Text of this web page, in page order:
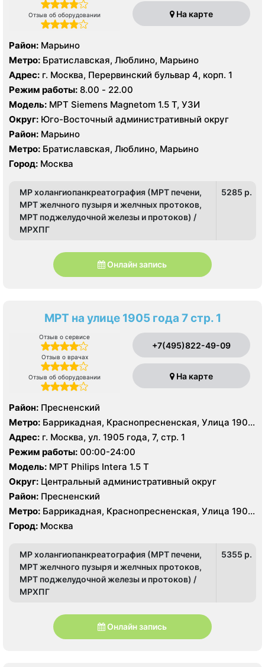
Отзыв об оборудовании На карте
Район: Марьино
Метро: Братиславская, Люблино, Марьино
Адрес: г. Москва, Перервинский бульвар 4, корп. 1
Режим работы: 8.00 - 22.00
Модель: МРТ Siemens Magnetom 1.5 Т, УЗИ
Округ: Юго-Восточный административный округ
Район: Марьино
Метро: Братиславская, Люблино, Марьино
Город: Москва
МР холангиопанкреатография (МРТ печени,
МРТ желчного пузыря и желчных протоков,
МРТ поджелудочной железы и протоков) /
МРХПГ
5285 p.
Онлайн запись
МРТ на улице 1905 года 7 стр. 1
Отзыв о сервисе
Отзыв о врачах
Отзыв об оборудовании
+7(495)822-49-09
На карте
Район: Пресненский
Метро: Баррикадная, Краснопресненская, Улица 1905
года
Адрес: г. Москва, ул. 1905 года, 7, стр. 1
Режим работы: 00:00-24:00
Модель: МРТ Philips Intera 1.5 T
Округ: Центральный административный округ
Район: Пресненский
Метро: Баррикадная, Краснопресненская, Улица 1905
года
Город: Москва
МР холангиопанкреатография (МРТ печени,
МРТ желчного пузыря и желчных протоков,
МРТ поджелудочной железы и протоков) /
МРХПГ
5355 p.
Онлайн запись